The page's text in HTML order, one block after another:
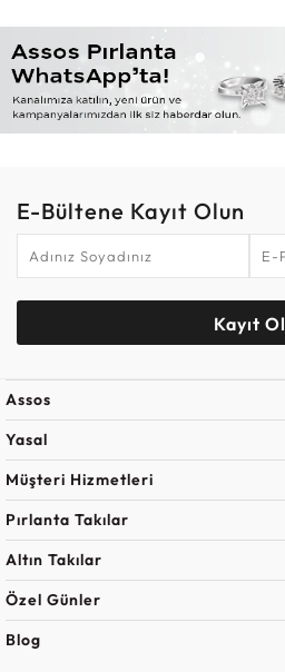
E-Bültene Kayıt Olun
Kayıt Ol
Assos
Yasal
Müşteri Hizmetleri
Pırlanta Takılar
Altın Takılar
Özel Günler
Blog